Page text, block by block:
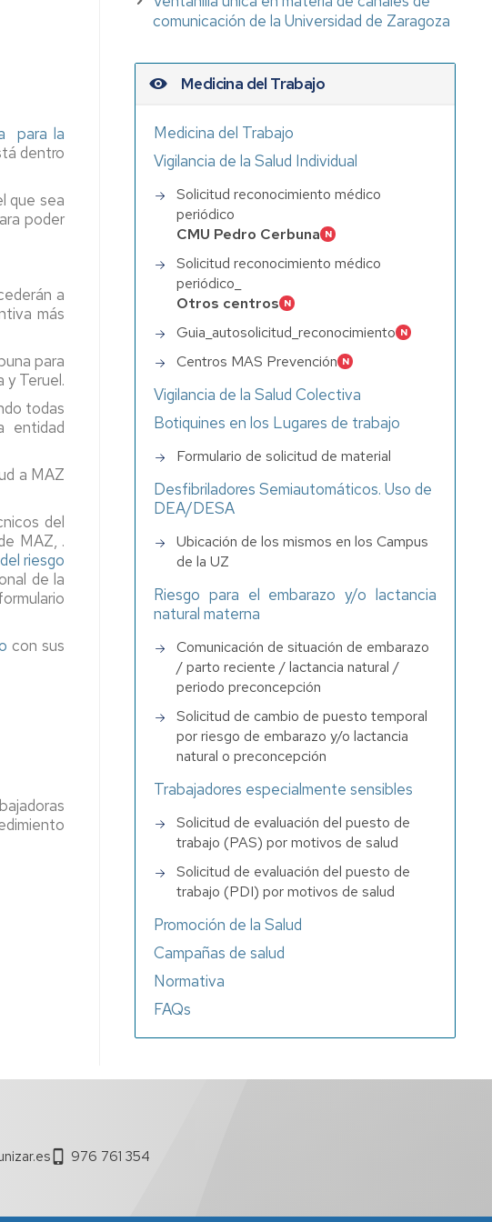
Riesgo
Eléctrico
y
Equipos
Equipos
a
Almacenamiento
de
productos
químicos
explosivas
Seguridad
contra
incendios
Concurrencia
de
para la
dentro
que sea
poder
a
más
para
y Teruel.
todas
entidad
a MAZ
del
MAZ, .
riesgo
de la
con sus
comunicación de la Universidad de Zaragoza
Medicina del Trabajo
Medicina del Trabajo
Vigilancia de la Salud Individual
Solicitud reconocimiento médico
periódico
CMU Pedro Cerbuna
Solicitud reconocimiento médico
periódico_
Otros centros
Guia_autosolicitud_reconocimiento
Centros MAS Prevención
Vigilancia de la Salud Colectiva
Botiquines en los Lugares de trabajo
Formulario de solicitud de material
Desfibriladores Semiautomáticos. Uso de
DEA/DESA
Ubicación de los mismos en los Campus
de la UZ
Riesgo para el embarazo y/o lactancia
natural materna
Comunicación de situación de embarazo
/ parto reciente / lactancia natural /
periodo preconcepción
Solicitud de cambio de puesto temporal
por riesgo de embarazo y/o lactancia
natural o preconcepción
Trabajadores especialmente sensibles
Solicitud de evaluación del puesto de
trabajo (PAS) por motivos de salud
Solicitud de evaluación del puesto de
trabajo (PDI) por motivos de salud
Promoción de la Salud
Campañas de salud
Normativa
FAQs
976 761 354